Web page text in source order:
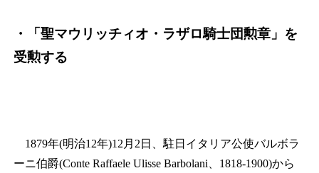
・「聖マウリッチィオ・ラザロ騎士団勲章」を
受勲する
1879年(明治12年)12月2日、駐日イタリア公使バルボラ
ーニ伯爵(Conte Raffaele Ulisse Barbolani、1818-1900)から